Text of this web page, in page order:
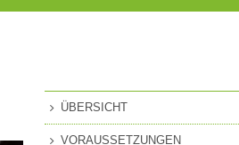
RÜCKFRAGEN
FRAGEN ZUR
ÜBERSICHT
VORAUSSETZUNGEN